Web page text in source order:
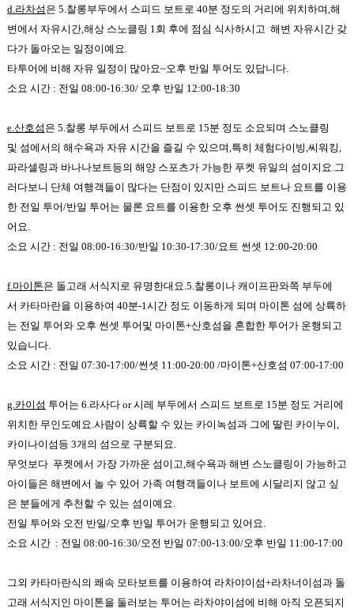
d.라차섬 은 5.찰롱부두에서 스피드 보트로 40분 정도의 거리에 위치하며,해
변에서 자유시간,해상 스노클링 1회 후에 점심 식사하시고 해변 자유시간 갖
다가 돌아오는 일정이예요.
타투어에 비해 자유 일정이 많아요~오후 반일 투어도 있답니다.
소요 시간 : 전일 08:00-16:30/ 오후 반일 12:00-18:30
e.산호섬 은 5.찰롱 부두에서 스피드 보트로 15분 정도 소요되며 스노클링
및 섬에서의 해수욕과 자유 시간을 즐길 수 있으며,특히 체험다이빙,씨워킹,
파라셀링과 바나나보트등의 해양 스포츠가 가능한 푸켓 유일의 섬이지요.그
러다보니 단체 여행객들이 많다는 단점이 있지만 스피드 보트나 요트를 이용
한 전일 투어/반일 투어는 물론 요트를 이용한 오후 썬셋 투어도 진행되고 있
어요.
소요 시간 : 전일 08:00-16:30/반일 10:30-17:30/요트 썬셋 12:00-20:00
f.마이톤은 돌고래 서식지로 유명한대요.5.찰롱이나 캐이프판와쪽 부두에
서 카타마란을 이용하여 40분-1시간 정도 이동하게 되며 마이톤 섬에 상륙하
는 전일 투어와 오후 썬셋 투어및 마이톤+산호섬을 혼합한 투어가 운행되고
있습니다.
소요 시간 : 전일 07:30-17:00/썬셋 11:00-20:00 /마이톤+산호섬 07:00-17:00
g.카이섬 투어는 6.라사다 or 시레 부두에서 스피드 보트로 15분 정도 거리에
위치한 무인도예요.사람이 상륙할 수 있는 카이녹섬과 그에 딸린 카이누이,
카이나이섬등 3개의 섬으로 구분되요.
무엇보다 푸켓에서 가장 가까운 섬이고,해수욕과 해변 스노클링이 가능하고
아이들은 해변에서 놀 수 있어 가족 여행객들이나 보트에 시달리지 않고 싶
은 분들에게 추천할 수 있는 섬이예요.
전일 투어와 오전 반일/오후 반일 투어가 운행되고 있어요.
소요 시간 : 전일 08:00-16:30/오전 반일 07:00-13:00/오후 반일 11:00-17:00
그외 카타마란식의 쾌속 모타보트를 이용하여 라차야이섬+라차너이섬과 돌
고래 서식지인 마이톤을 둘러보는 투어는 라차야이섬에 비해 아직 오픈되지